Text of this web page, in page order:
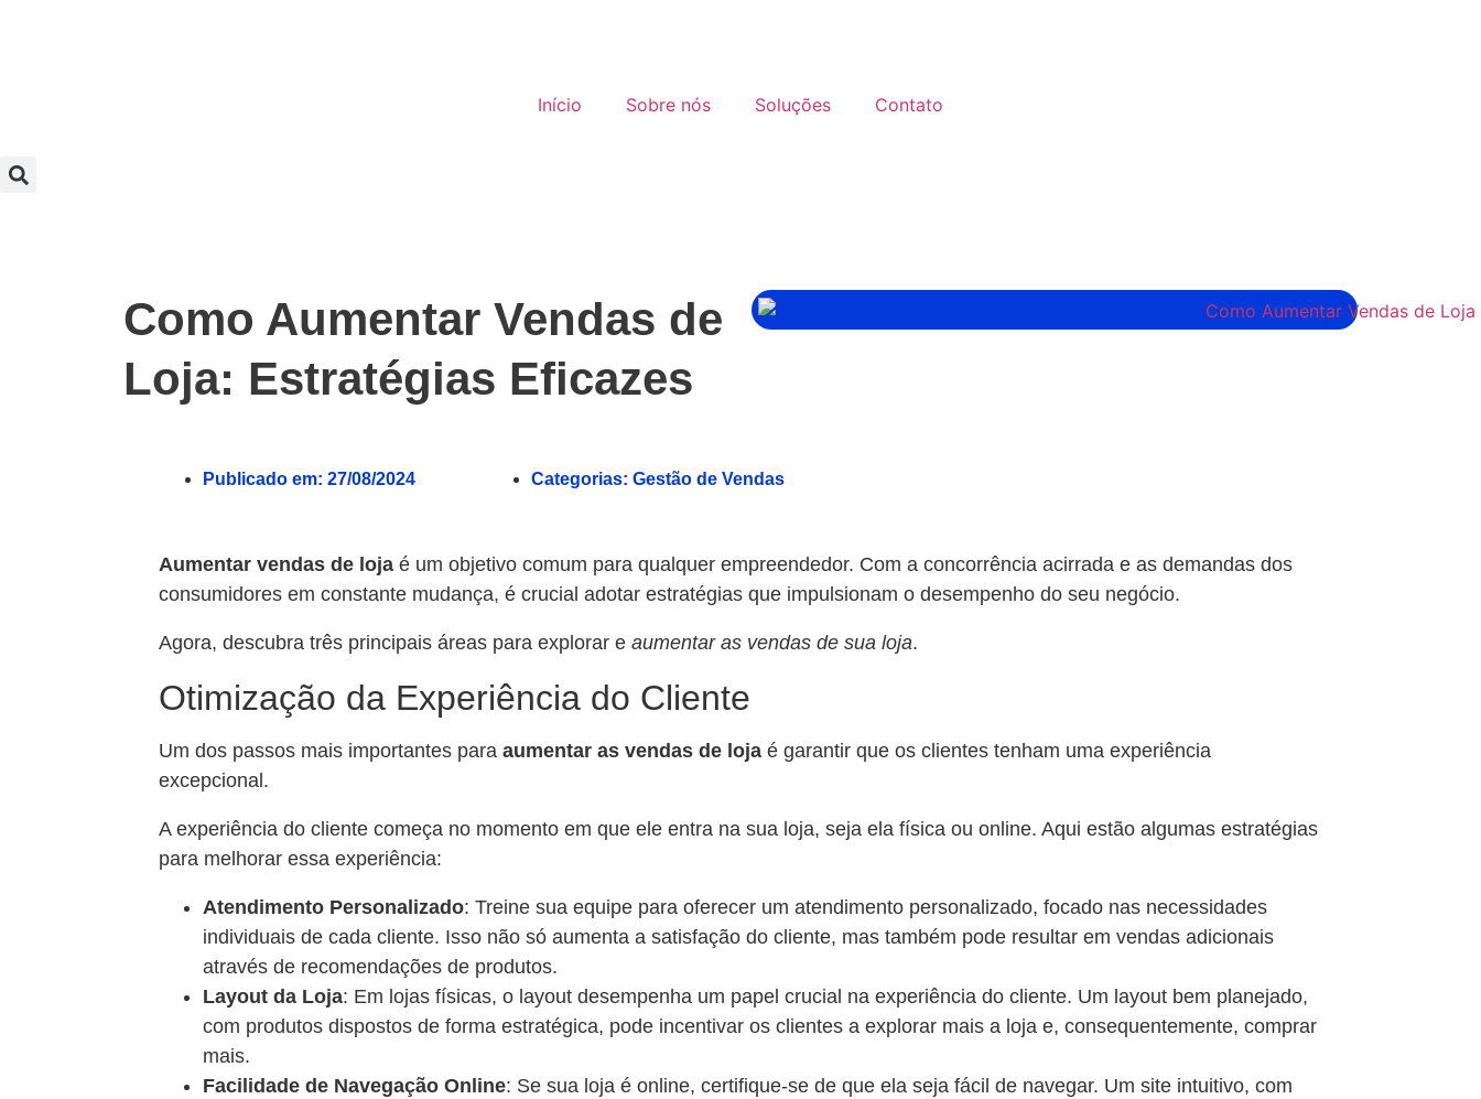
Início Sobre nós Soluções Contato
Como Aumentar Vendas de
Loja: Estratégias Eficazes
Publicado em:27/08/2024 Categorias: Gestão de Vendas
Aumentar vendas de loja é um objetivo comum para qualquer empreendedor. Com a concorrência acirrada e as demandas dos
consumidores em constante mudança, é crucial adotar estratégias que impulsionam o desempenho do seu negócio.
Agora, descubra três principais áreas para explorar eaumentar as vendas de sua loja.
Otimização da Experiência do Cliente
Um dos passos mais importantes para aumentar as vendas de loja é garantir que os clientes tenham uma experiência
excepcional.
A experiência do cliente começa no momento em que ele entra na sua loja, seja ela física ou online. Aqui estão algumas estratégias
para melhorar essa experiência:
Atendimento Personalizado: Treine sua equipe para oferecer um atendimento personalizado, focado nas necessidades
individuais de cada cliente. Isso não só aumenta a satisfação do cliente, mas também pode resultar em vendas adicionais
através de recomendações de produtos.
Layout da Loja: Em lojas físicas, o layout desempenha um papel crucial na experiência do cliente. Um layout bem planejado,
com produtos dispostos de forma estratégica, pode incentivar os clientes a explorar mais a loja e, consequentemente, comprar
mais.
Facilidade de Navegação Online: Se sua loja é online, certifique-se de que ela seja fácil de navegar. Um site intuitivo, com